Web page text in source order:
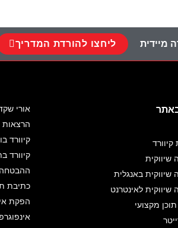
מיידית ליחצו להורדת המדריך
קיוורד
שיווקית
שיווקית באנגלית
שיווקית לאינטרנט
תוכן מקצועי
אורי
הרצאות
קיוורד
קיוורד
ההבטחה
כתיבת
הפקת